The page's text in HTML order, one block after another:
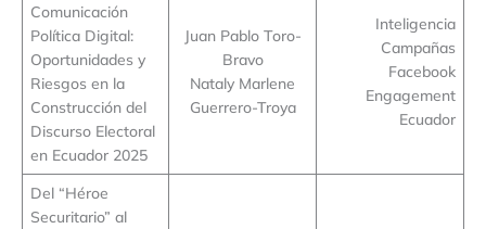
Comunicación
Política Digital:
Oportunidades y
Riesgos en la
Construcción del
Discurso Electoral
en Ecuador 2025
Juan Pablo Toro-
Bravo
Nataly Marlene
Guerrero-Troya
Inteligencia
Campañas
Facebook
Engagement
Ecuador
Del “Héroe
Securitario” al